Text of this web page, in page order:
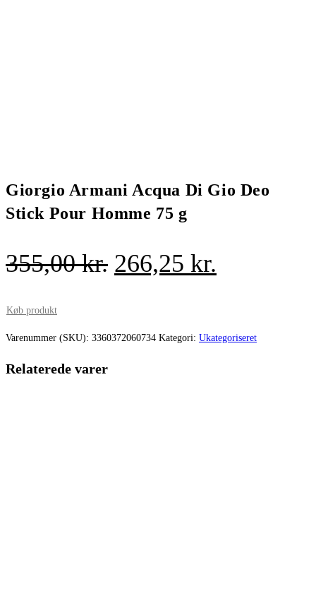
Giorgio Armani Acqua Di Gio Deo
Stick Pour Homme 75 g
355,00kr. Den
var:
266,25 kr.
er:
Køb produkt
Varenummer (SKU): 3360372060734 Kategori: Ukategoriseret
Relaterede varer